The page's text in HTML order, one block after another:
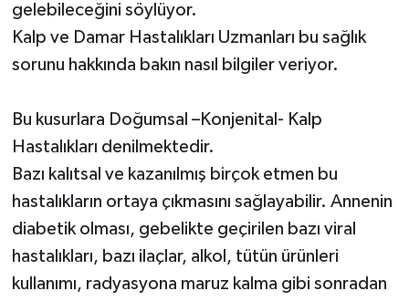
gelebileceğini söylüyor.
Kalp ve Damar Hastalıkları Uzmanları bu sağlık
sorunu hakkında bakın nasıl bilgiler veriyor.
Bu kusurlara Doğumsal –Konjenital- Kalp
Hastalıkları denilmektedir.
Bazı kalıtsal ve kazanılmış birçok etmen bu
hastalıkların ortaya çıkmasını sağlayabilir. Annenin
diabetik olması, gebelikte geçirilen bazı viral
hastalıkları, bazı ilaçlar, alkol, tütün ürünleri
kullanımı, radyasyona maruz kalma gibi sonradan
SPOR
TEKNOLOJİ
VEFATLAR